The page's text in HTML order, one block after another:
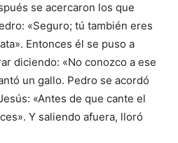
se acercaron los que
«Seguro; tú también eres
Entonces él se puso a
diciendo: «No conozco a ese
un gallo. Pedro se acordó
«Antes de que cante el
Y saliendo afuera, lloró